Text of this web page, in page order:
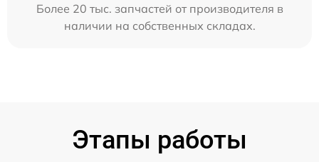
Более 20 тыс. запчастей от производителя в
наличии на собственных складах.
Этапы работы